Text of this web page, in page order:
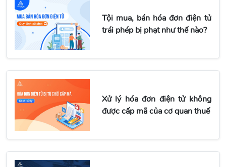
Tội mua, bán hóa đơn điện tử
trái phép bị phạt như thế nào?
Xử lý hóa đơn điện tử không
được cấp mã của cơ quan thuế